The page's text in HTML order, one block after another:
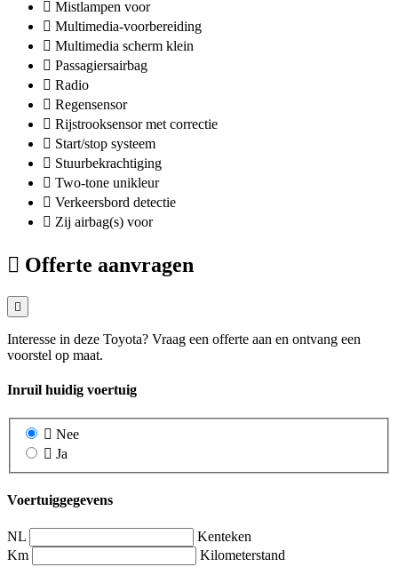
Mistlampen voor
Multimedia-voorbereiding
Multimedia scherm klein
Passagiersairbag
Radio
Regensensor
Rijstrooksensor met correctie
Start/stop systeem
Stuurbekrachtiging
Two-tone unikleur
Verkeersbord detectie
Zij airbag(s) voor
Offerte aanvragen
Interesse in deze Toyota? Vraag een offerte aan en ontvang een
voorstel op maat.
Inruil huidig voertuig
Nee
Ja
Voertuiggegevens
NL
Kenteken
Km
Kilometerstand